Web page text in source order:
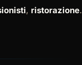
, ristorazione.